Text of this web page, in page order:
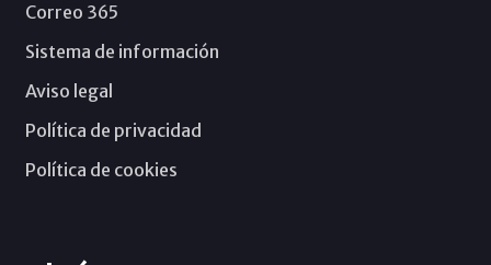
Correo 365
Sistema de información
Aviso legal
Política de privacidad
Política de cookies